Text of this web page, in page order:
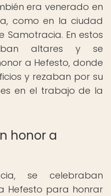
era venerado en
como en la ciudad
Samotracia. En estos
altares y se
a Hefesto, donde
y rezaban por su
en el trabajo de la
honor a
se celebraban
Hefesto para honrar